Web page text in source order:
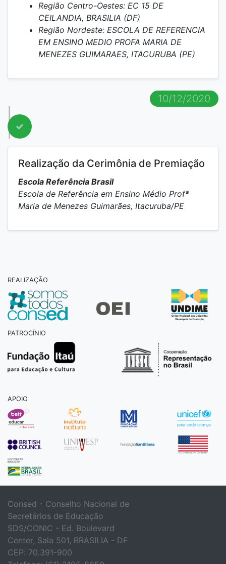
Região Centro-Oestes: EC 15 DE
CEILANDIA, BRASILIA (DF)
Região Nordeste: ESCOLA DE REFERENCIA
EM ENSINO MEDIO PROFA MARIA DE
MENEZES GUIMARAES, ITACURUBA (PE)
10/12/2020
Realização da Cerimônia de Premiação
Escola Referência Brasil
Escola de Referência em Ensino Médio Profª
Maria de Menezes Guimarães, Itacuruba/PE
REALIZAÇÃO
PATROCÍNIO
APOIO
Consed - Conselho Nacional de
Secretários de Educação
SDS/CONIC - Ed. Boulevard
Center, Sala 501, BRASILIA - DF
CEP: 70.391-900